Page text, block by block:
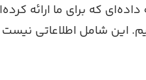
که برای ما ارائه
شامل اطلاعاتی نیست